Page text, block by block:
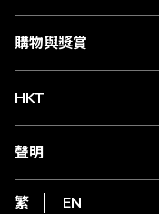
媒體中心
會籍及專屬禮遇
賺取積分
購物與獎賞
物流與配送
Club Shopping 商品領取站
常見問題
HKT
csl.
1010
HKT
聲明
私隱聲明
使用條款
繁 EN